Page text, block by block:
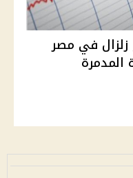
زلزال في مصر